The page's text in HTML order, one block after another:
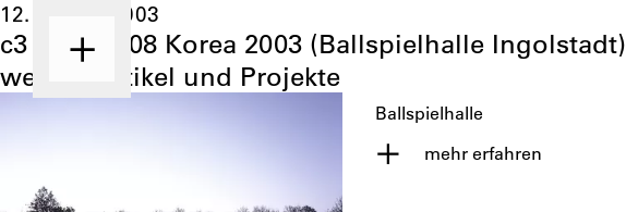
12. Januar 2003
c3 Korea 308 Korea 2003 (Ballspielhalle Ingolstadt)
weitere Artikel und Projekte
Ballspielhalle
mehr erfahren